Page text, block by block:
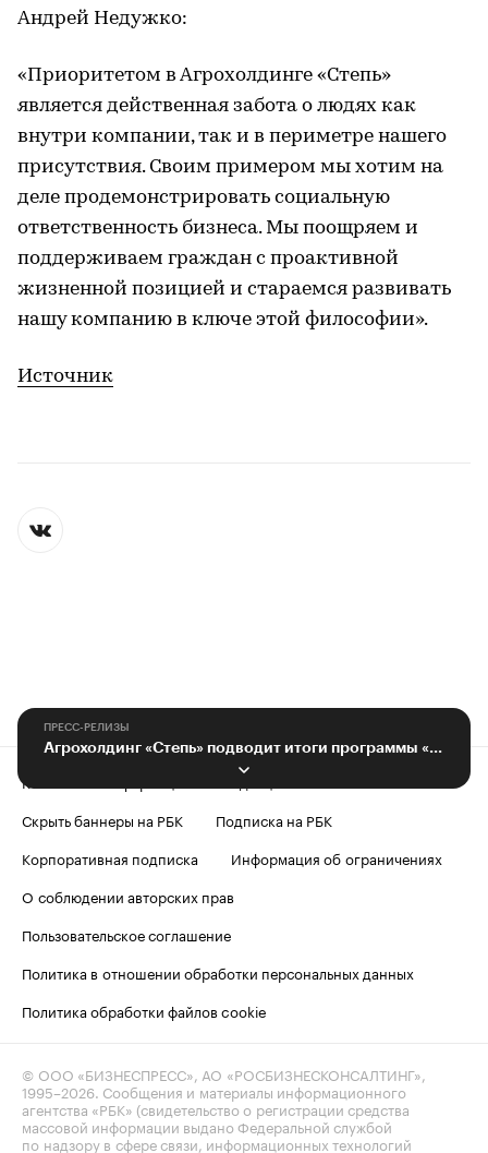
Андрей Недужко:
«Приоритетом в Агрохолдинге «Степь»
является действенная забота о людях как
внутри компании, так и в периметре нашего
присутствия. Своим примером мы хотим на
деле продемонстрировать социальную
ответственность бизнеса. Мы поощряем и
поддерживаем граждан с проактивной
жизненной позицией и стараемся развивать
нашу компанию в ключе этой философии».
Источник
ПРЕСС-РЕЛИЗЫ
Контактная информация
Редакция
Скрыть баннеры на РБК
Подписка на РБК
Корпоративная подписка
Информация об ограничениях
О соблюдении авторских прав
Пользовательское соглашение
Политика в отношении обработки персональных данных
Политика обработки файлов cookie
© ООО «БИЗНЕСПРЕСС», АО «РОСБИЗНЕСКОНСАЛТИНГ»,
1995–2026 . Сообщения и материалы информационного
агентства «РБК» (свидетельство о регистрации средства
массовой информации выдано Федеральной службой
по надзору в сфере связи, информационных технологий